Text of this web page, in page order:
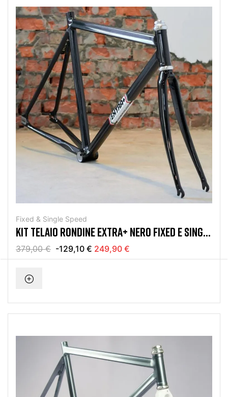
Fixed & Single Speed
KIT TELAIO RONDINE EXTRA+ NERO FIXED E SINGLE
SPEED
379,00 € -129,10 € 249,90 €